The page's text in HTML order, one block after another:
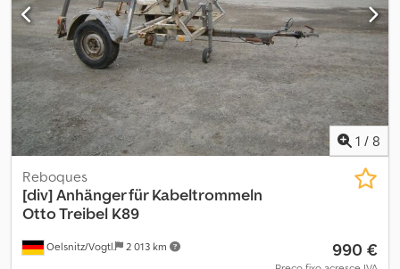
1 / 8
Oelsnitz/Vogtl. 2 013 km
Reboques
[div]Anhänger für Kabeltrommeln
Otto Treibel K89
990 €